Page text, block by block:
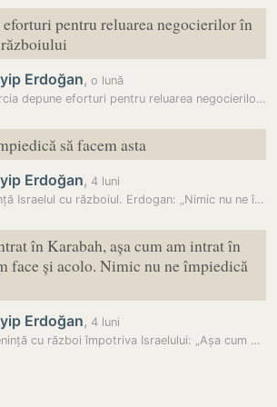
eforturi pentru reluarea negocierilor în
Erdoğan, o lună
Erdoğan: „Turcia depune eforturi pentru reluarea negocierilor în…
să facem asta
Erdoğan, 4 luni
Turcia amenință Israelul cu războiul. Erdogan: „Nimic nu ne împiedică…
în Karabah, așa cum am intrat în
face și acolo. Nimic nu ne împiedică
Erdoğan, 4 luni
Erdoğan amenință cu război împotriva Israelului: „Așa cum am intrat în…